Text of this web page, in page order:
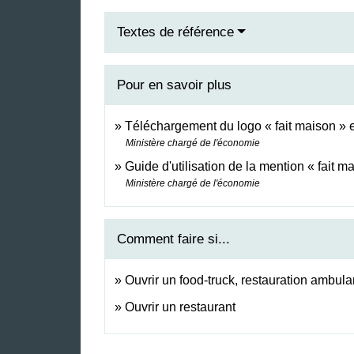
Textes de référence
Pour en savoir plus
Téléchargement du logo « fait maison »
Ministère chargé de l'économie
Guide d'utilisation de la mention « fait
Ministère chargé de l'économie
Comment faire si...
Ouvrir un food-truck, restauration
Ouvrir un restaurant